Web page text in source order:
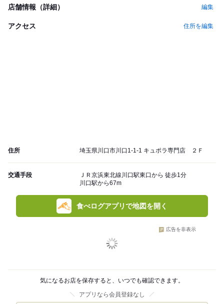
店舗情報（詳細） 編集
アクセス 住所を編集
住所 埼玉県川口市川口1-1-1 キュポラ専門店 ２Ｆ
交通手段
ＪＲ京浜東北線川口駅東口から 徒歩1分
川口駅から67m
食べログアプリで地図を開く
広告を非表示
気になるお店を保存すると、いつでも確認できます。
アプリなら会員登録なし